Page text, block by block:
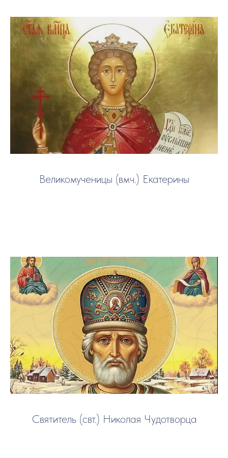
Великомученицы (вмч.) Екатерины
Святитель (свт.) Николая Чудотворца